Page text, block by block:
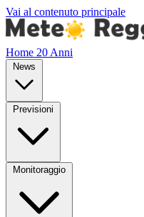
Vai al contenuto principale
Home 20 Anni
News
Previsioni
Monitoraggio